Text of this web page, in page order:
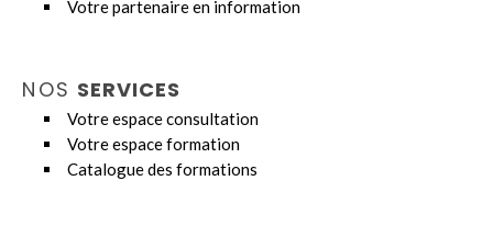
Votre partenaire en information
NOS SERVICES
Votre espace consultation
Votre espace formation
Catalogue des formations